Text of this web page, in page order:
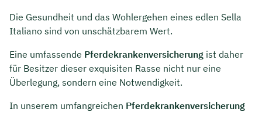
Kontakt
Die Gesundheit und das Wohlergehen eines edlen Sella
Italiano sind von unschätzbarem Wert.
Eine umfassende Pferdekrankenversicherung ist daher
für Besitzer dieser exquisiten Rasse nicht nur eine
Überlegung, sondern eine Notwendigkeit.
In unserem umfangreichen Pferdekrankenversicherung